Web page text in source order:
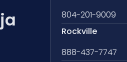
804-201-9009
Rockville
888-437-7747